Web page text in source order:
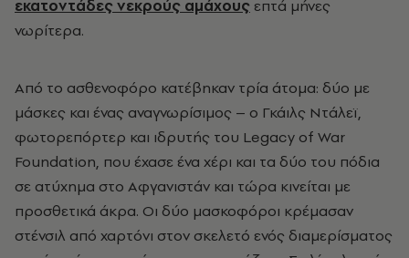
εκατοντάδες νεκρούς αμάχους επτά μήνες
νωρίτερα.
Από το ασθενοφόρο κατέβηκαν τρία άτομα: δύο με
μάσκες και ένας αναγνωρίσιμος – ο Γκάιλς Ντάλεϊ,
φωτορεπόρτερ και ιδρυτής του Legacy of War
Foundation, που έχασε ένα χέρι και τα δύο του πόδια
σε ατύχημα στο Αφγανιστάν και τώρα κινείται με
προσθετικά άκρα. Οι δύο μασκοφόροι κρέμασαν
στένσιλ από χαρτόνι στον σκελετό ενός διαμερίσματος